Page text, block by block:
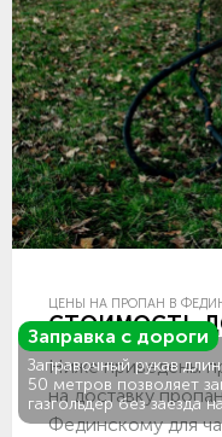
Заправка с дороги
Заправочный рукав
50 метров позволяет
газгольдер без заезда
ЦЕНЫ НА ПРОПАН В
СТОИМОСТЬ
Ниже приведены
на доставку
Фединскому для